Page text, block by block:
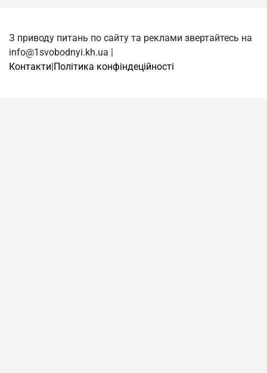
З приводу питань по сайту та реклами звертайтесь на
info@1svobodnyi.kh.ua |
Контакти|Політика конфіндеційності